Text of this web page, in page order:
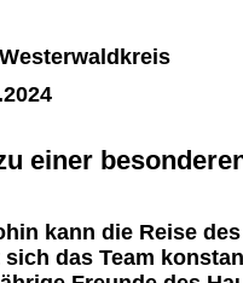
einer
kann die Reise
das Team